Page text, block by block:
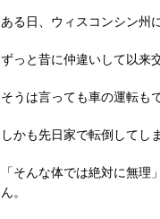
ある日、ウィスコンシン州
ずっと昔に仲違いして以来
そうは言っても車の運転も
しかも先日家で転倒してし
「そんな体では絶対に無
ん。